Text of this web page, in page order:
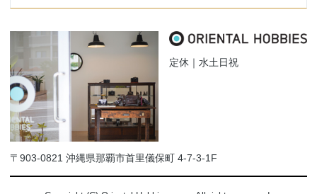
定休｜水土日祝
〒903-0821 沖縄県那覇市首里儀保町 4-7-3-1F